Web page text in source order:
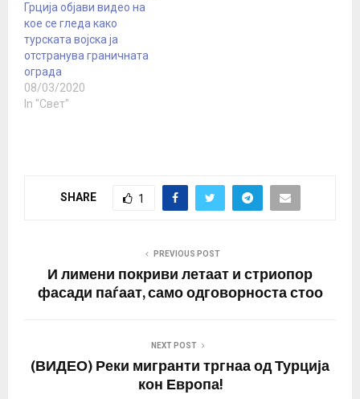
Грција објави видео на
кое се гледа како
турската војска ја
отстранува граничната
ограда
08/03/2020
In "Свет"
SHARE 1
PREVIOUS POST
И лимени покриви летаат и стриопор
фасади паѓаат, само одговорноста стоо
NEXT POST
(ВИДЕО) Реки мигранти тргнаа од Турција
кон Европа!